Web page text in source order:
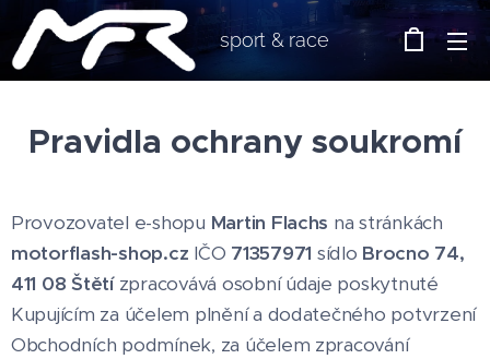
sport & race
Pravidla ochrany soukromí
Provozovatel e-shopu Martin Flachs na stránkách
motorflash-shop.cz IČO 71357971 sídlo Brocno 74,
411 08 Štětí zpracovává osobní údaje poskytnuté
Kupujícím za účelem plnění a dodatečného potvrzení
Obchodních podmínek, za účelem zpracování